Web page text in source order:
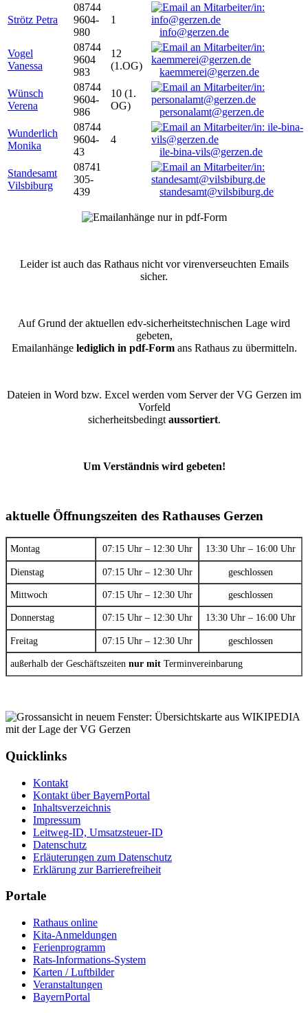
Strötz Petra
08744
9604-
980
1
info@gerzen.de
Vogel
Vanessa
08744
9604
983
12
(1.OG)
kaemmerei@gerzen.de
Wünsch
Verena
08744
9604-
986
10 (1.
OG)
personalamt@gerzen.de
Wunderlich
Monika
08744
9604-
43
4
ile-bina-vils@gerzen.de
Standesamt
Vilsbiburg
08741
305-
439
standesamt@vilsbiburg.de
Leider ist auch das Rathaus nicht vor virenverseuchten Emails
sicher.
Auf Grund der aktuellen edv-sicherheitstechnischen Lage wird
gebeten,
Emailanhänge lediglich in pdf-Formans Rathaus zu übermitteln.
Dateien in Word bzw. Excel werden vom Server der VG Gerzen im
Vorfeld
sicherheitsbedingt aussortiert.
Um Verständnis wird gebeten!
aktuelle Öffnungszeiten des Rathauses Gerzen
Montag 07:15 Uhr – 12:30 Uhr 13:30 Uhr – 16:00 Uhr
Dienstag 07:15 Uhr – 12:30 Uhr geschlossen
Mittwoch 07:15 Uhr – 12:30 Uhr geschlossen
Donnerstag 07:15 Uhr – 12:30 Uhr 13:30 Uhr – 16:00 Uhr
Freitag 07:15 Uhr – 12:30 Uhr geschlossen
außerhalb der Geschäftszeiten nur mit Terminvereinbarung
Quicklinks
Kontakt
Kontakt über BayernPortal
Inhaltsverzeichnis
Impressum
Leitweg-ID, Umsatzsteuer-ID
Datenschutz
Erläuterungen zum Datenschutz
Erklärung zur Barrierefreiheit
Portale
Rathaus online
Kita-Anmeldungen
Ferienprogramm
Rats-Informations-System
Karten / Luftbilder
Veranstaltungen
BayernPortal